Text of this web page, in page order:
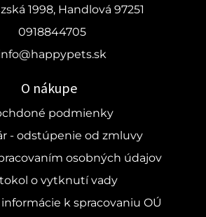
1998, Handlová 97251
0918844705
O nákupe
podmienky
- odstúpenie od zmluvy
osobných údajov
o vytknutí vady
k spracovaniu OÚ